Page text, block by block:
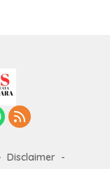
Disclaimer